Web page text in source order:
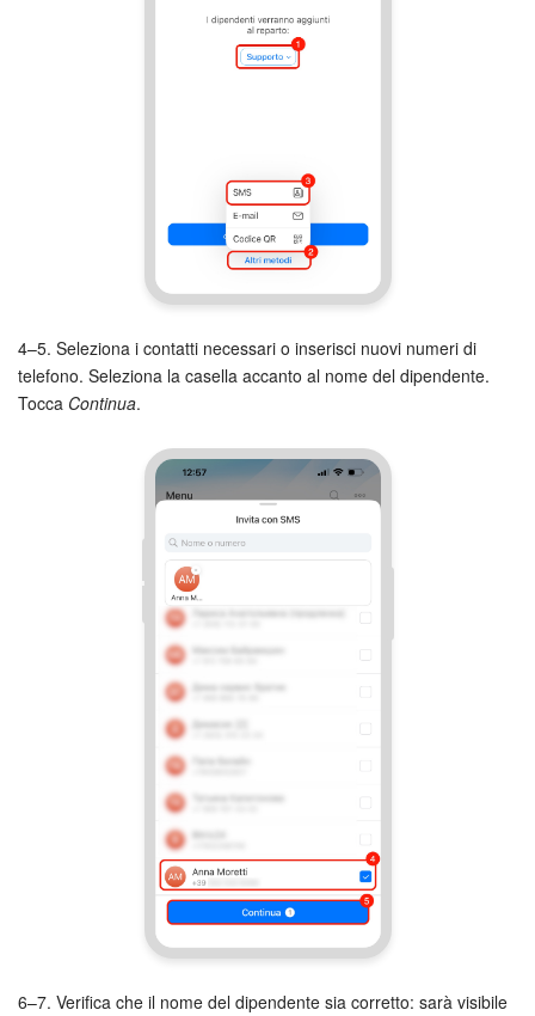
4–5. Seleziona i contatti necessari o inserisci nuovi numeri di
telefono. Seleziona la casella accanto al nome del dipendente.
Tocca Continua.
6–7. Verifica che il nome del dipendente sia corretto: sarà visibile